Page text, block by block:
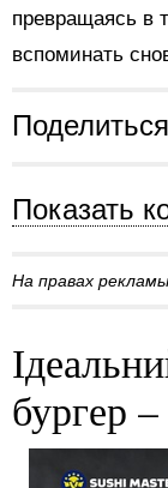
превращаясь в
вспоминать
Показать
На правах рекламы
бургер